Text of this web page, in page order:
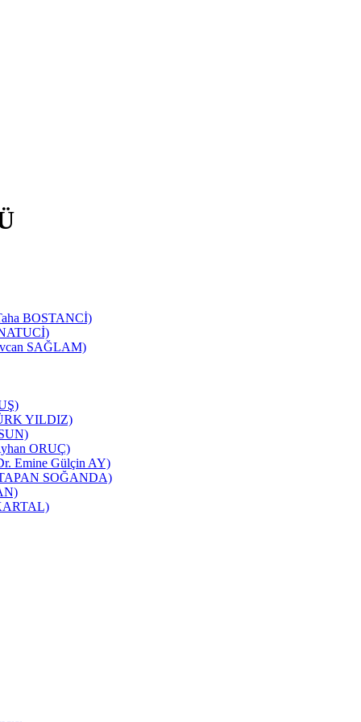
BOSTANCİ)
SAĞLAM)
YILDIZ)
ORUÇ)
Emine Gülçin AY)
TAPAN SOĞANDA)